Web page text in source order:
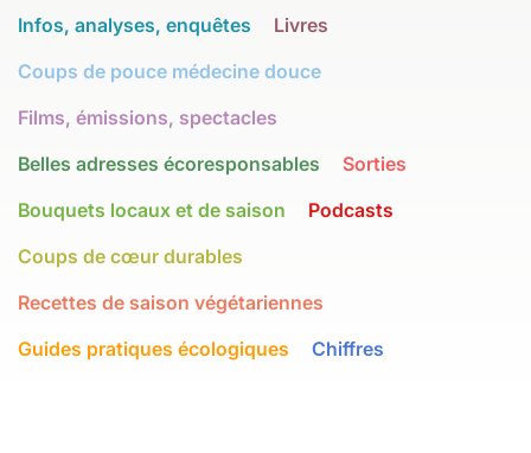
Infos, analyses, enquêtes
Livres
Coups de pouce médecine douce
Films, émissions, spectacles
Belles adresses écoresponsables
Sorties
Bouquets locaux et de saison
Podcasts
Coups de cœur durables
Recettes de saison végétariennes
Guides pratiques écologiques
Chiffres